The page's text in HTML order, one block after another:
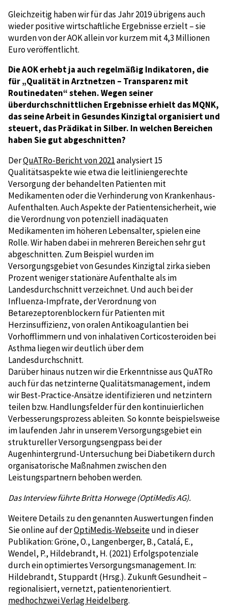
Gleichzeitig haben wir für das Jahr 2019 übrigens auch
wieder positive wirtschaftliche Ergebnisse erzielt – sie
wurden von der AOK allein vor kurzem mit 4,3 Millionen
Euro veröffentlicht.
Die AOK erhebt ja auch regelmäßig Indikatoren, die
für „Qualität in Arztnetzen – Transparenz mit
Routinedaten“ stehen. Wegen seiner
überdurchschnittlichen Ergebnisse erhielt das MQNK,
das seine Arbeit in Gesundes Kinzigtal organisiert und
steuert, das Prädikat in Silber. In welchen Bereichen
haben Sie gut abgeschnitten?
DerQuATRo-Bericht von 2021analysiert 15
Qualitätsaspekte wie etwa die leitliniengerechte
Versorgung der behandelten Patienten mit
Medikamenten oder die Verhinderung von Krankenhaus-
Aufenthalten. Auch Aspekte der Patientensicherheit, wie
die Verordnung von potenziell inadäquaten
Medikamenten im höheren Lebensalter, spielen eine
Rolle. Wir haben dabei in mehreren Bereichen sehr gut
abgeschnitten. Zum Beispiel wurden im
Versorgungsgebiet von Gesundes Kinzigtal zirka sieben
Prozent weniger stationäre Aufenthalte als im
Landesdurchschnitt verzeichnet. Und auch bei der
Influenza-Impfrate, der Verordnung von
Betarezeptorenblockern für Patienten mit
Herzinsuffizienz, von oralen Antikoagulantien bei
Vorhofflimmern und von inhalativen Corticosteroiden bei
Asthma liegen wir deutlich über dem
Landesdurchschnitt.
Darüber hinaus nutzen wir die Erkenntnisse aus QuATRo
auch für das netzinterne Qualitätsmanagement, indem
wir Best-Practice-Ansätze identifizieren und netzintern
teilen bzw. Handlungsfelder für den kontinuierlichen
Verbesserungsprozess ableiten. So konnte beispielsweise
im laufenden Jahr in unserem Versorgungsgebiet ein
struktureller Versorgungsengpass bei der
Augenhintergrund-Untersuchung bei Diabetikern durch
organisatorische Maßnahmen zwischen den
Leistungspartnern behoben werden.
Das Interview führte Britta Horwege (OptiMedis AG).
Weitere Details zu den genannten Auswertungen finden
Sie online auf derOptiMedis-Webseiteund in dieser
Publikation: Gröne, O., Langenberger, B., Catalá, E.,
Wendel, P., Hildebrandt, H. (2021) Erfolgspotenziale
durch ein optimiertes Versorgungsmanagement. In:
Hildebrandt, Stuppardt (Hrsg.). Zukunft Gesundheit –
regionalisiert, vernetzt, patientenorientiert.
medhochzwei Verlag Heidelberg.